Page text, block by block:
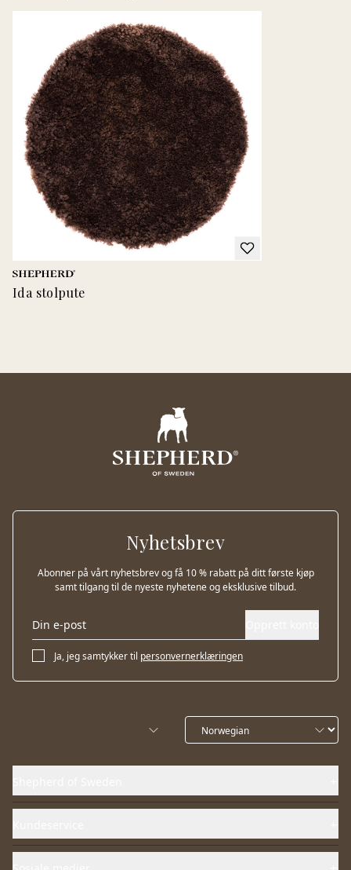
Ida stolpute
Nyhetsbrev
Abonner på vårt nyhetsbrev og få 10 % rabatt på ditt første kjøp
samt tilgang til de nyeste nyhetene og eksklusive tilbud.
Ja, jeg samtykker til personvernerklæringen